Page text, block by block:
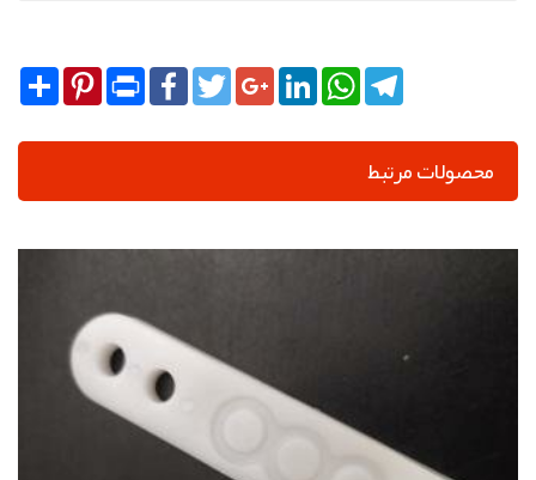
Share PinterestPrint FacebookTwitterGoogle+LinkedInWhatsApp
محصولات مرتبط